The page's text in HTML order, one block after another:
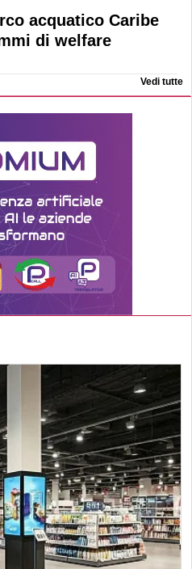
acquatico Caribe
di welfare
Vedi tutte